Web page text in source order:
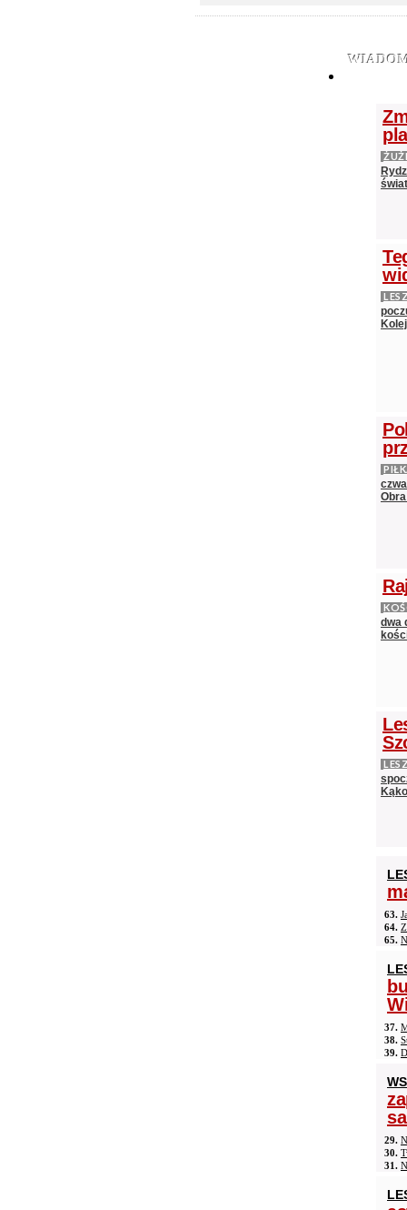
dwa
63.
64.
65.
37.
38.
39.
29.
30.
31.